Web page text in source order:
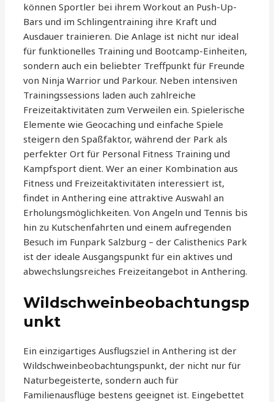
können Sportler bei ihrem Workout an Push-Up-
Bars und im Schlingentraining ihre Kraft und
Ausdauer trainieren. Die Anlage ist nicht nur ideal
für funktionelles Training und Bootcamp-Einheiten,
sondern auch ein beliebter Treffpunkt für Freunde
von Ninja Warrior und Parkour. Neben intensiven
Trainingssessions laden auch zahlreiche
Freizeitaktivitäten zum Verweilen ein. Spielerische
Elemente wie Geocaching und einfache Spiele
steigern den Spaßfaktor, während der Park als
perfekter Ort für Personal Fitness Training und
Kampfsport dient. Wer an einer Kombination aus
Fitness und Freizeitaktivitäten interessiert ist,
findet in Anthering eine attraktive Auswahl an
Erholungsmöglichkeiten. Von Angeln und Tennis bis
hin zu Kutschenfahrten und einem aufregenden
Besuch im Funpark Salzburg – der Calisthenics Park
ist der ideale Ausgangspunkt für ein aktives und
abwechslungsreiches Freizeitangebot in Anthering.
Wildschweinbeobachtungsp
unkt
Ein einzigartiges Ausflugsziel in Anthering ist der
Wildschweinbeobachtungspunkt, der nicht nur für
Naturbegeisterte, sondern auch für
Familienausflüge bestens geeignet ist. Eingebettet